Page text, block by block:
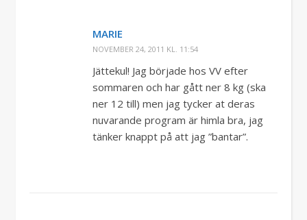
MARIE
NOVEMBER 24, 2011 KL. 11:54
Jättekul! Jag började hos VV efter
sommaren och har gått ner 8 kg (ska
ner 12 till) men jag tycker at deras
nuvarande program är himla bra, jag
tänker knappt på att jag ”bantar”.